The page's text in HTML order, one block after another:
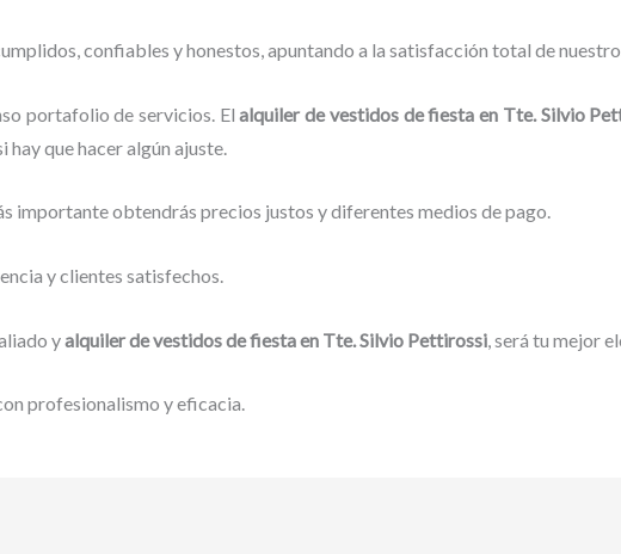
confiables y honestos, apuntando a la satisfacción total de
portafolio de servicios. Elalquiler de vestidos de fiesta en Tte. Silvio
que hacer algún ajuste.
importante obtendrás precios justos y diferentes medios de pago.
y clientes satisfechos.
yalquiler de vestidos de fiestaen Tte. Silvio Pettirossi , será tu mejor
profesionalismo y eficacia.